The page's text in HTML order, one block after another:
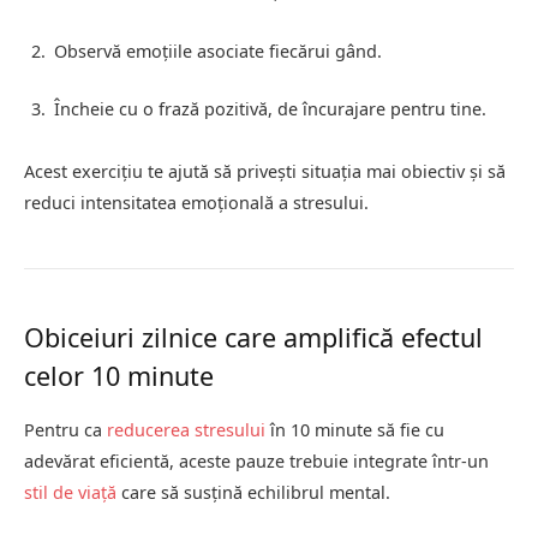
Observă emoțiile asociate fiecărui gând.
Încheie cu o frază pozitivă, de încurajare pentru tine.
Acest exercițiu te ajută să privești situația mai obiectiv și să
reduci intensitatea emoțională a stresului.
Obiceiuri zilnice care amplifică efectul
celor 10 minute
Pentru ca reducerea stresului în 10 minute să fie cu
adevărat eficientă, aceste pauze trebuie integrate într-un
stil de viață care să susțină echilibrul mental.